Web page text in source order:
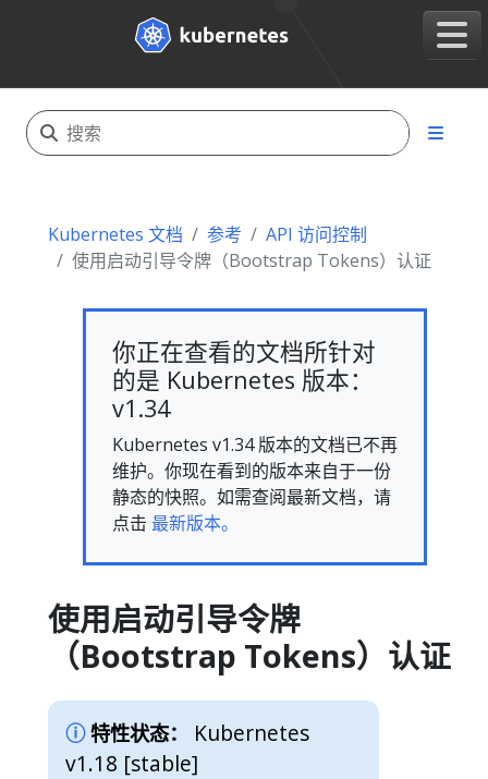
Kubernetes 文档 参考
API 访问控制
使用启动引导令牌（Bootstrap Tokens）认证
你正在查看的文档所针对
的是 Kubernetes 版本：
v1.34
Kubernetes v1.34 版本的文档已不再
维护。你现在看到的版本来自于一份
静态的快照。如需查阅最新文档，请
点击 最新版本。
使用启动引导令牌
（Bootstrap Tokens）认证
特性状态：
Kubernetes
v1.18 [stable]